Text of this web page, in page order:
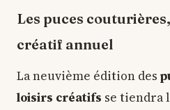
Les puces
créatif annuel
La neuvième édition des
loisirs créatifs se tiendra